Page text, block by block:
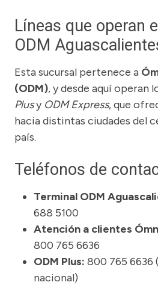
Líneas que operan
ODM
Esta sucursal pertenece a
(ODM), y desde aquí operan
Plusy ODM Express, que
hacia distintas ciudades del
país.
Teléfonos de
Terminal ODM
688 5100
Atención a clientes
800 765 6636
ODM Plus: 800 765 6636
nacional)